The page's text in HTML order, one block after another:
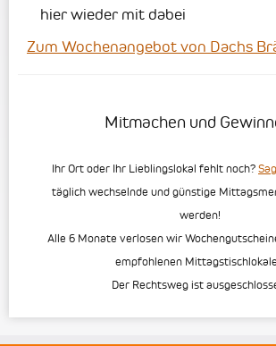
hier wieder mit dabei
Zum Wochenangebot von Dachs
Mitmachen und
Ihr Ort oder Ihr Lieblingslokal fehlt noch?
täglich wechselnde und günstige
werden!
Alle 6 Monate verlosen wir
empfohlenen
Der Rechtsweg ist